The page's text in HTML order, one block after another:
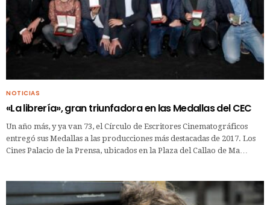
NOTICIAS
«La librería», gran triunfadora en las Medallas del CEC
Un año más, y ya van 73, el Círculo de Escritores Cinematográficos
entregó sus Medallas a las producciones más destacadas de 2017. Los
Cines Palacio de la Prensa, ubicados en la Plaza del Callao de Ma…